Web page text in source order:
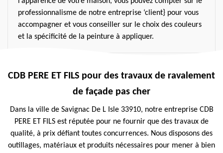
professionnalisme de notre entreprise ‘client} pour vous
accompagner et vous conseiller sur le choix des couleurs
et la spécificité de la peinture à appliquer.
CDB PERE ET FILS pour des travaux de ravalement
de façade pas cher
Dans la ville de Savignac De L Isle 33910, notre entreprise CDB
PERE ET FILS est réputée pour ne fournir que des travaux de
qualité, à prix défiant toutes concurrences. Nous disposons des
outillages, matériaux et produits nécessaires pour mener à bien